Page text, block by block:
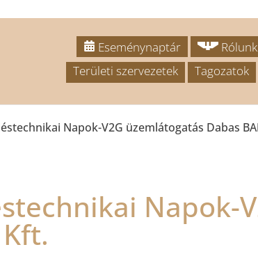
Eseménynaptár Rólunk
.Területi szervezetek Tagozatok
Napok-V2G üzemlátogatás Dabas
Napok-